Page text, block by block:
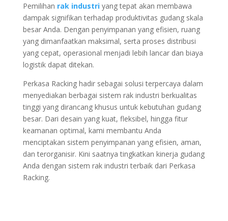
Pemilihan rak industriyang tepat akan membawa
dampak signifikan terhadap produktivitas gudang skala
besar Anda. Dengan penyimpanan yang efisien, ruang
yang dimanfaatkan maksimal, serta proses distribusi
yang cepat, operasional menjadi lebih lancar dan biaya
logistik dapat ditekan.
Perkasa Racking hadir sebagai solusi terpercaya dalam
menyediakan berbagai sistem rak industri berkualitas
tinggi yang dirancang khusus untuk kebutuhan gudang
besar. Dari desain yang kuat, fleksibel, hingga fitur
keamanan optimal, kami membantu Anda
menciptakan sistem penyimpanan yang efisien, aman,
dan terorganisir. Kini saatnya tingkatkan kinerja gudang
Anda dengan sistem rak industri terbaik dari Perkasa
Racking.